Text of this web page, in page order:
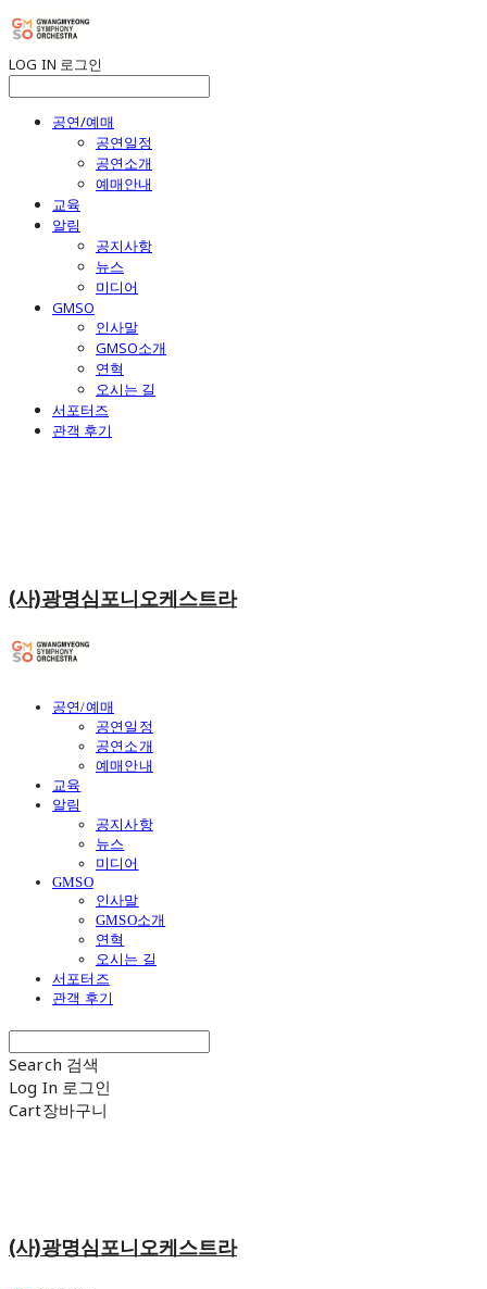
LOG IN 로그인
공연/예매
공연일정
공연소개
예매안내
교육
알림
공지사항
뉴스
미디어
GMSO
인사말
GMSO소개
연혁
오시는 길
서포터즈
관객 후기
(사)광명심포니오케스트라
공연/예매
공연일정
공연소개
예매안내
교육
알림
공지사항
뉴스
미디어
GMSO
인사말
GMSO소개
연혁
오시는 길
서포터즈
관객 후기
Search 검색
Log In 로그인
Cart장바구니
(사)광명심포니오케스트라